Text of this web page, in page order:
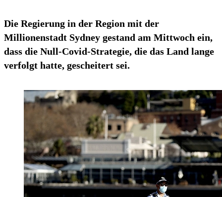
Die Regierung in der Region mit der
Millionenstadt Sydney gestand am Mittwoch ein,
dass die Null-Covid-Strategie, die das Land lange
verfolgt hatte, gescheitert sei.